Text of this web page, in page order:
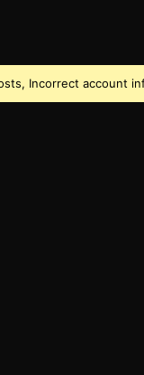
Incorrect account